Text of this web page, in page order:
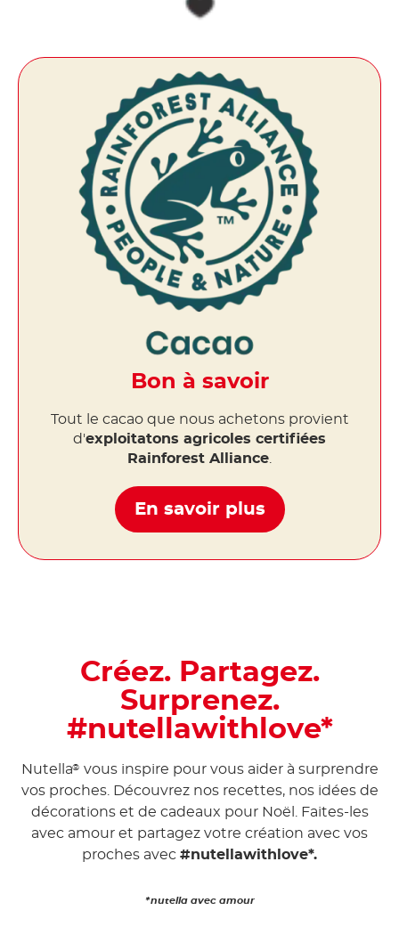
Bon à savoir
Tout le cacao que nous achetons provient
d'exploitatons agricoles certifiées
Rainforest Alliance
En savoir plus
Créez. Partagez.
Surprenez.
#nutellawithlove*
Nutella® vous inspire pour vous aider à surprendre
vos proches. Découvrez nos recettes, nos idées de
décorations et de cadeaux pour Noël. Faites-les
avec amour et partagez votre création avec vos
proches avec #nutellawithlove*.
*nutella avec amour